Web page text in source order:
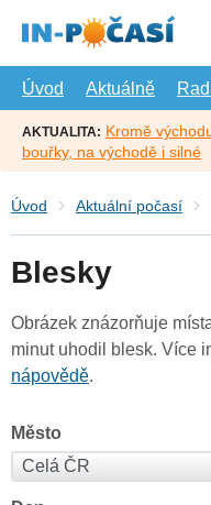
hlavní
Úvod
Aktuálně
AKTUALITA: Kromě
bouřky, na východě i silné
Úvod Aktuální počasí
Blesky
Obrázek znázorňuje
minut uhodil blesk. Více
nápovědě.
Město